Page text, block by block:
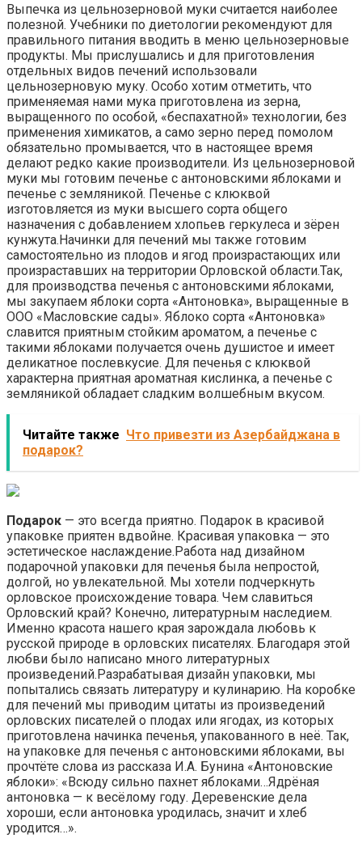
Выпечка из цельнозерновой муки считается наиболее
полезной. Учебники по диетологии рекомендуют для
правильного питания вводить в меню цельнозерновые
продукты. Мы прислушались и для приготовления
отдельных видов печений использовали
цельнозерновую муку. Особо хотим отметить, что
применяемая нами мука приготовлена из зерна,
выращенного по особой, «беспахатной» технологии, без
применения химикатов, а само зерно перед помолом
обязательно промывается, что в настоящее время
делают редко какие производители. Из цельнозерновой
муки мы готовим печенье с антоновскими яблоками и
печенье с земляникой. Печенье с клюквой
изготовляется из муки высшего сорта общего
назначения с добавлением хлопьев геркулеса и зёрен
кунжута.Начинки для печений мы также готовим
самостоятельно из плодов и ягод произрастающих или
произраставших на территории Орловской области.Так,
для производства печенья с антоновскими яблоками,
мы закупаем яблоки сорта «Антоновка», выращенные в
ООО «Масловские сады». Яблоко сорта «Антоновка»
славится приятным стойким ароматом, а печенье с
такими яблоками получается очень душистое и имеет
деликатное послевкусие. Для печенья с клюквой
характерна приятная ароматная кислинка, а печенье с
земляникой обладает сладким волшебным вкусом.
Читайте также Что привезти из Азербайджана в
подарок?
Подарок — это всегда приятно. Подарок в красивой
упаковке приятен вдвойне. Красивая упаковка — это
эстетическое наслаждение.Работа над дизайном
подарочной упаковки для печенья была непростой,
долгой, но увлекательной. Мы хотели подчеркнуть
орловское происхождение товара. Чем славиться
Орловский край? Конечно, литературным наследием.
Именно красота нашего края зарождала любовь к
русской природе в орловских писателях. Благодаря этой
любви было написано много литературных
произведений.Разрабатывая дизайн упаковки, мы
попытались связать литературу и кулинарию. На коробке
для печений мы приводим цитаты из произведений
орловских писателей о плодах или ягодах, из которых
приготовлена начинка печенья, упакованного в неё. Так,
на упаковке для печенья с антоновскими яблоками, вы
прочтёте слова из рассказа И.А. Бунина «Антоновские
яблоки»: «Всюду сильно пахнет яблоками…Ядрёная
антоновка — к весёлому году. Деревенские дела
хороши, если антоновка уродилась, значит и хлеб
уродится…».